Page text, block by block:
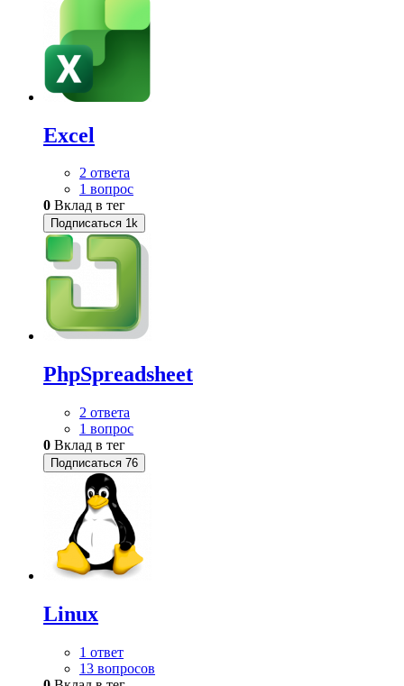
Excel
2 ответа
1 вопрос
0 Вклад в тег
Подписаться 1k
PhpSpreadsheet
2 ответа
1 вопрос
0 Вклад в тег
Подписаться 76
Linux
1 ответ
13 вопросов